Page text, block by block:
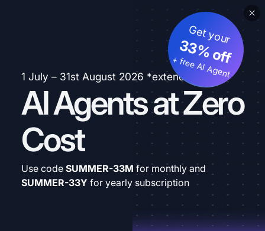
1 July – 31st August 2026 *extended
AI Agents at Zero
Cost
Get your
33% off
+ free AI Agent
Use code SUMMER-33M for monthly and
SUMMER-33Y for yearly subscription